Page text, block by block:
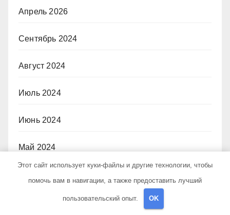
Апрель 2026
Сентябрь 2024
Август 2024
Июль 2024
Июнь 2024
Май 2024
Этот сайт использует куки-файлы и другие технологии, чтобы
помочь вам в навигации, а также предоставить лучший
пользовательский опыт. OK